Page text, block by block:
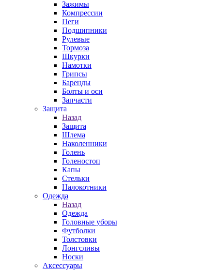
Зажимы
Компрессии
Пеги
Подшипники
Рулевые
Тормоза
Шкурки
Намотки
Грипсы
Баренды
Болты и оси
Запчасти
Защита
Назад
Защита
Шлема
Наколенники
Голень
Голеностоп
Капы
Стельки
Налокотники
Одежда
Назад
Одежда
Головные уборы
Футболки
Толстовки
Лонгсливы
Носки
Аксессуары